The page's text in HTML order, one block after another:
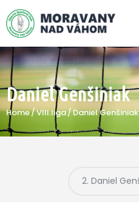
Daniel Genšiniak
Home VIII.liga Daniel Genšiniak
SPRÁVY
KLUB